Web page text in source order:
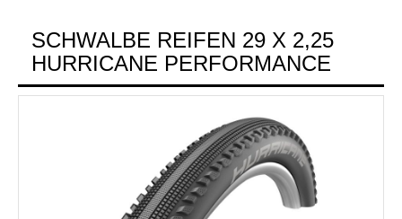
SCHWALBE REIFEN 29 X 2,25
HURRICANE PERFORMANCE